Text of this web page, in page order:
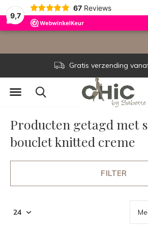
9,7
67 Reviews
Gratis verzending
Producten getagd met
bouclet knitted creme
FILTER